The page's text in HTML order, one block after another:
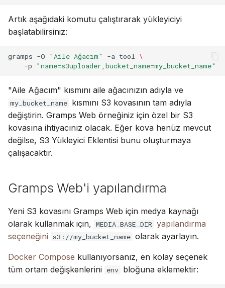
Artık aşağıdaki komutu çalıştırarak yükleyiciyi
başlatabilirsiniz:
gramps -O "Aile Ağacım" -a tool
\
-p
"name=s3uploader,bucket_name=my_bucket_name"
"Aile Ağacım" kısmını aile ağacınızın adıyla ve
my_bucket_name kısmını S3 kovasının tam adıyla
değiştirin. Gramps Web örneğiniz için özel bir S3
kovasına ihtiyacınız olacak. Eğer kova henüz mevcut
değilse, S3 Yükleyici Eklentisi bunu oluşturmaya
çalışacaktır.
Gramps Web'i yapılandırma
Yeni S3 kovasını Gramps Web için medya kaynağı
olarak kullanmak için, MEDIA_BASE_DIR yapılandırma
seçeneğini
s3://my_bucket_name olarak ayarlayın.
Docker Compose kullanıyorsanız, en kolay seçenek
tüm ortam değişkenlerini env bloğuna eklemektir: